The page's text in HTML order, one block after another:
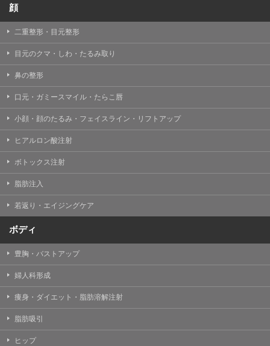
TCBグループは、個人情報保護法その他の法令により認
められる場合を除き、患者様の同意なしに、取得情報を
ん。
【個人情報の開示・訂正・利用停止について】
TCBグループは、本人の申し出により個人情報に関する
開示、訂正、更新、削除、利用停止その他お問い合わせ
について、これを適切に対応します。
【Cookie(クッキー)について】
Cookieは、一般的にインターネット閲覧を行う際、又は
の閲覧情報を記憶させておく機能です。
TCBグループでは、Cookie及び類似技術を使用して収集
を分析し、パフォーマンス改善や、WEBサイトを通じて
提供するサービスの向上・改善のため、Cookieを使用す
ることがあります。ご使用のブラウザによりCookieを無
ジが正しく表示されなくなる場合がありますのでご留意
ください。
TCBグループが運営するWEBサイトでは、アクセスログ
として患者様の履歴情報をサーバ上に記録しています。
アクセスログはWEBサイトの保守管理や利用状況に関す
る統計分析のために使用されます。それ以外の目的で使
用されることはありません。
顔
二重整形・目元整形
目元のクマ・しわ・たるみ取り
鼻の整形
口元・ガミースマイル・たらこ唇
小顔・顔のたるみ・フェイスライン・リフトアップ
ヒアルロン酸注射
ボトックス注射
脂肪注入
若返り・エイジングケア
ボディ
豊胸・バストアップ
婦人科形成
痩身・ダイエット・脂肪溶解注射
脂肪吸引
ヒップ